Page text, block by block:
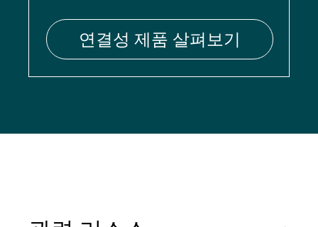
연결성 제품 살펴보기